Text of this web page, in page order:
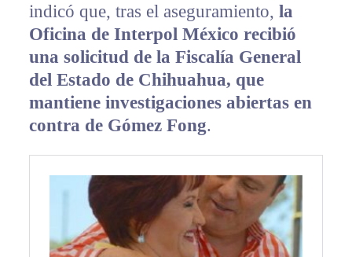
indicó que, tras el aseguramiento, la
Oficina de Interpol México recibió
una solicitud de la Fiscalía General
del Estado de Chihuahua, que
mantiene investigaciones abiertas en
contra de Gómez Fong.